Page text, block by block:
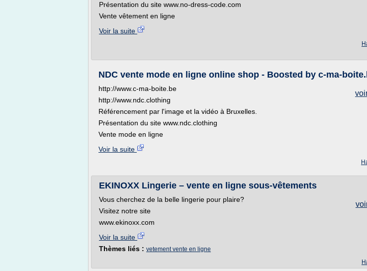
Présentation du site www.no-dress-code.com
Vente vêtement en ligne
Voir la suite
NDC vente mode en ligne online shop - Boosted by c-ma-
http://www.c-ma-boite.be
http://www.ndc.clothing
Référencement par l'image et la vidéo à Bruxelles.
Présentation du site www.ndc.clothing
Vente mode en ligne
Voir la suite
EKINOXX Lingerie – vente en ligne sous-vêtements
Vous cherchez de la belle lingerie pour plaire?
Visitez notre site
www.ekinoxx.com
Voir la suite
Thèmes liés : vetement vente en ligne